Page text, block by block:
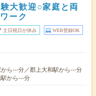
大歓迎○家庭と両
ーク
土日祝日が休み WEB登録OK
ら---分／郡上大和駅から---分
から---分